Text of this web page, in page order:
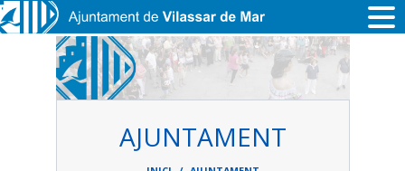
Vés al contingut
AJUNTAMENT